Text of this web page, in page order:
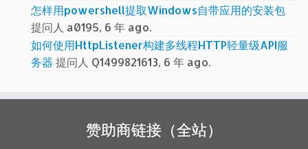
怎样用powershell提取Windows自带应用的安装包
提问人 a0195, 6 年 ago.
如何使用HttpListener构建多线程HTTP轻量级API服
务器 提问人 Q1499821613, 6 年 ago.
赞助商链接（全站）